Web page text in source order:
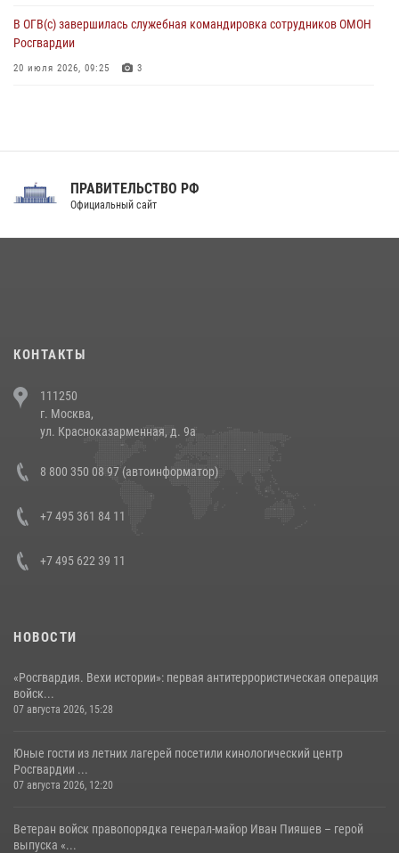
В ОГВ(с) завершилась служебная командировка сотрудников ОМОН
Росгвардии
20 июля 2026, 09:25 3
Праздник «Один день с Росгвардией» к 105-летию Центрального
напавших на бригаду скорой помощи (видео)
14 июля 2026, 12:20
В Росгвардии прошла военно-научная конференция по обобщению
боевого опыта
ПРАВИТЕЛЬСТВО РФ
Официальный сайт
КОНТАКТЫ
111250
г. Москва,
ул. Красноказарменная, д. 9а
8 800 350 08 97 (автоинформатор)
+7 495 361 84 11
+7 495 622 39 11
НОВОСТИ
«Росгвардия. Вехи истории»: первая антитеррористическая операция
войск...
07 августа 2026, 15:28
Юные гости из летних лагерей посетили кинологический центр
Росгвардии ...
07 августа 2026, 12:20
Ветеран войск правопорядка генерал-майор Иван Пияшев – герой
выпуска «...